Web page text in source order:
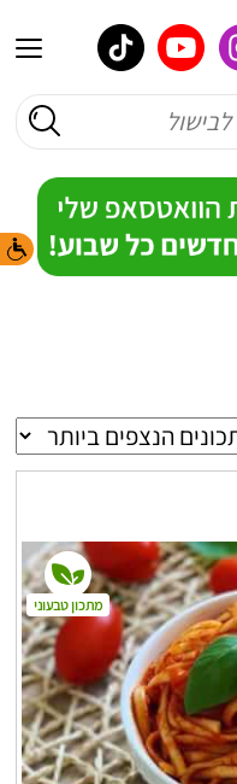
מתכון טבעוני